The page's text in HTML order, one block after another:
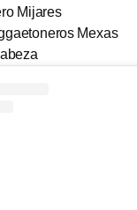
Mijares
Mexas